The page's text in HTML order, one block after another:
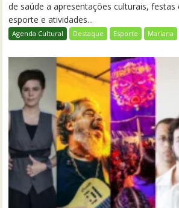
de saúde a apresentações culturais, festas
esporte e atividades...
Agenda Cultural Destaque Esporte Mariana